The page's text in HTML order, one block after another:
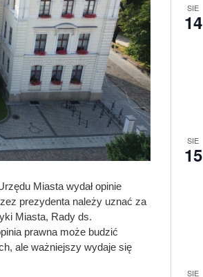
Miasta wydał opinie
prezydenta należy uznać za
Miasta, Rady ds.
prawna może budzić
ale ważniejszy wydaje się
SIE
14
SIE
15
SIE